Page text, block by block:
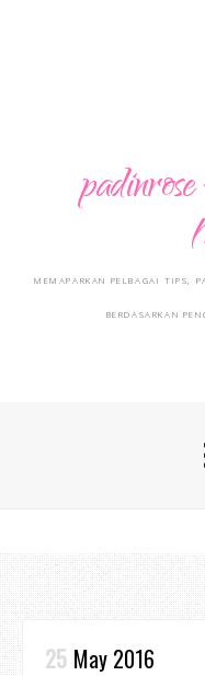
MEMAPARKAN PELBAGAI TIPS,
BERDASARKAN
25 May 2016